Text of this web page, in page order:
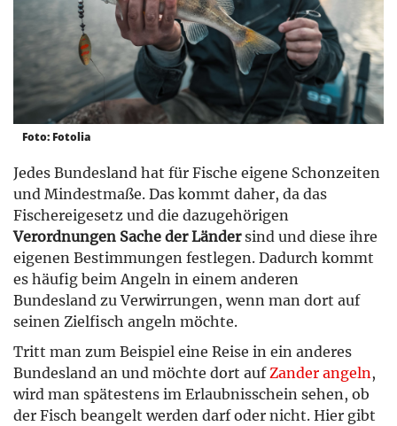
Foto: Fotolia
Jedes Bundesland hat für Fische eigene Schonzeiten
und Mindestmaße. Das kommt daher, da das
Fischereigesetz und die dazugehörigen
Verordnungen Sache der Ländersind und diese ihre
eigenen Bestimmungen festlegen. Dadurch kommt
es häufig beim Angeln in einem anderen
Bundesland zu Verwirrungen, wenn man dort auf
seinen Zielfisch angeln möchte.
Tritt man zum Beispiel eine Reise in ein anderes
Bundesland an und möchte dort auf Zander angeln ,
wird man spätestens im Erlaubnisschein sehen, ob
der Fisch beangelt werden darf oder nicht. Hier gibt